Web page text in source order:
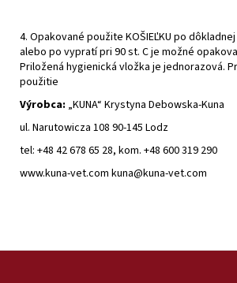
4. Opakované použite KOŠIEĽKU po
alebo po vypratí pri 90 st. C je možné
Priložená hygienická vložka je jednorazová.
použitie
Výrobca: „KUNA“ Krystyna Debowska-Kuna
ul. Narutowicza 108 90-145 Lodz
tel: +48 42 678 65 28, kom. +48 600 319 290
www.kuna-vet.com kuna@kuna-vet.com
Z